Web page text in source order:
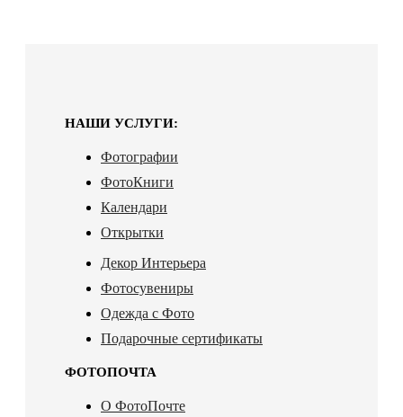
НАШИ УСЛУГИ:
Фотографии
ФотоКниги
Календари
Открытки
Декор Интерьера
Фотосувениры
Одежда с Фото
Подарочные сертификаты
ФОТОПОЧТА
О ФотоПочте